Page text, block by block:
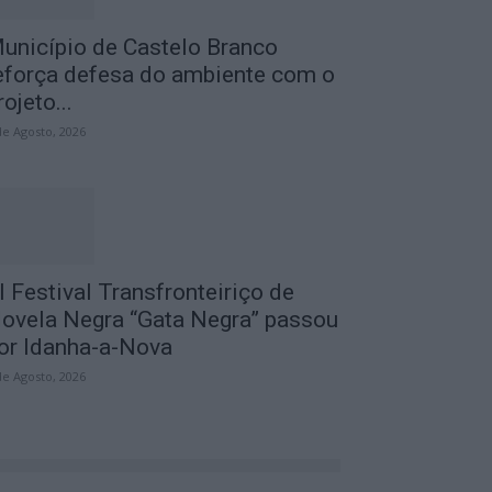
de Castelo Branco
defesa do ambiente com o
Agosto, 2026
Festival Transfronteiriço de
Negra “Gata Negra” passou
Idanha-a-Nova
Agosto, 2026